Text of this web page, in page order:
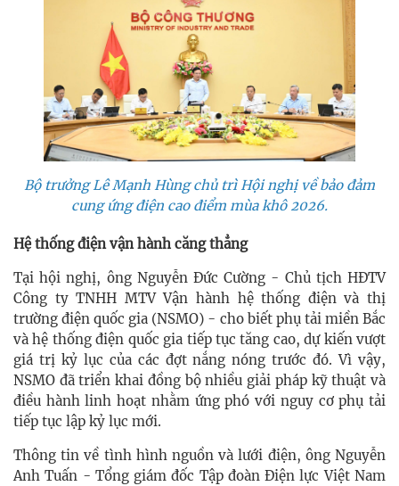
Bộ trưởng Lê Mạnh Hùng chủ trì Hội nghị về bảo đảm
cung ứng điện cao điểm mùa khô 2026.
Hệ thống điện vận hành căng thẳng
Tại hội nghị, ông Nguyễn Đức Cường - Chủ tịch HĐTV
Công ty TNHH MTV Vận hành hệ thống điện và thị
trường điện quốc gia (NSMO) - cho biết phụ tải miền Bắc
và hệ thống điện quốc gia tiếp tục tăng cao, dự kiến vượt
giá trị kỷ lục của các đợt nắng nóng trước đó. Vì vậy,
NSMO đã triển khai đồng bộ nhiều giải pháp kỹ thuật và
điều hành linh hoạt nhằm ứng phó với nguy cơ phụ tải
tiếp tục lập kỷ lục mới.
Thông tin về tình hình nguồn và lưới điện, ông Nguyễn
Anh Tuấn - Tổng giám đốc Tập đoàn Điện lực Việt Nam